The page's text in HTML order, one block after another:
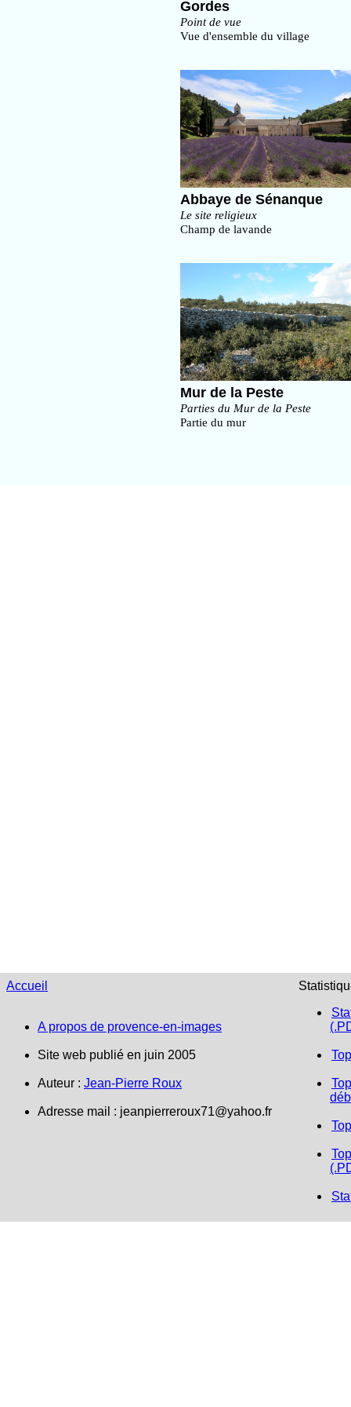
Gordes
Point de vue
Vue d'ensemble du village
Abbaye de Sénanque
Le site religieux
Champ de lavande
Mur de la Peste
Parties du Mur de la Peste
Partie du mur
Accueil
A propos de provence-en-images
Site web publié en juin 2005
Auteur : Jean-Pierre Roux
Adresse mail : jeanpierreroux71@yahoo.fr